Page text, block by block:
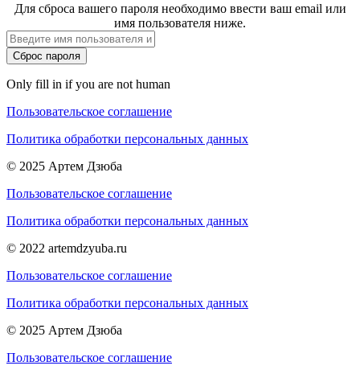
Для сброса вашего пароля необходимо ввести ваш email или
имя пользователя ниже.
Only fill in if you are not human
Пользовательское соглашение
Политика обработки персональных данных
© 2025 Артем Дзюба
Пользовательское соглашение
Политика обработки персональных данных
© 2022 artemdzyuba.ru
Пользовательское соглашение
Политика обработки персональных данных
© 2025 Артем Дзюба
Пользовательское соглашение